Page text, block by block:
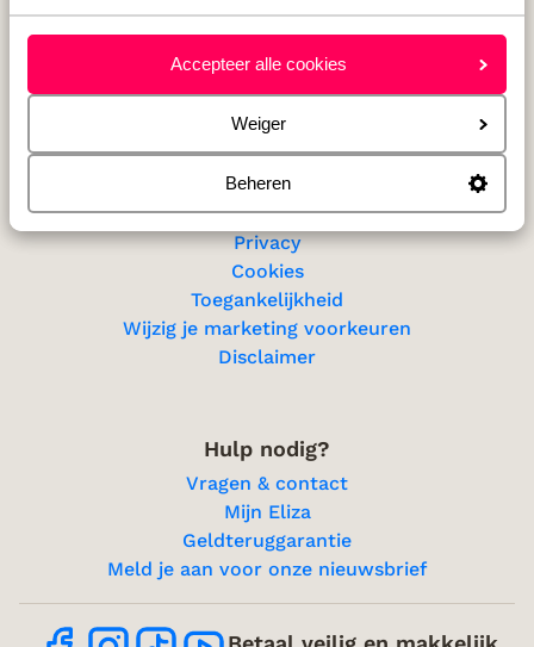
Accepteer alle cookies
Weiger
Beheren
Verantwoord op vakantie
Vacatures
Sitemap
Privacy & cookies
Privacy
Cookies
Toegankelijkheid
Wijzig je marketing voorkeuren
Disclaimer
Hulp nodig?
Vragen & contact
Mijn Eliza
Geldteruggarantie
Meld je aan voor onze nieuwsbrief